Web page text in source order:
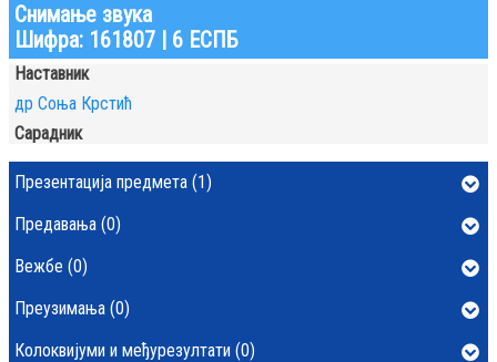
Снимање звука
Шифра: 161807 | 6 ЕСПБ
Наставник
др Соња Крстић
Сарадник
Презентација предмета (1)
Предавања (0)
Вежбе (0)
Преузимања (0)
Колоквијуми и међурезултати (0)